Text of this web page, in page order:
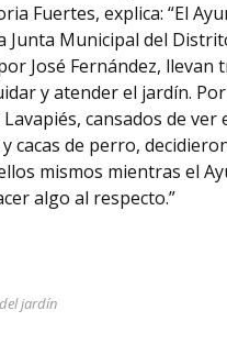
Fuertes, explica: “El
Junta Municipal del
José Fernández, llevan
y atender el jardín.
Lavapiés, cansados de ver
cacas de perro,
mismos mientras el
algo al respecto.”
jardín